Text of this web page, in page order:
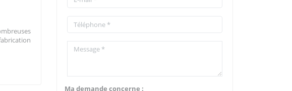
Ma demande concerne :